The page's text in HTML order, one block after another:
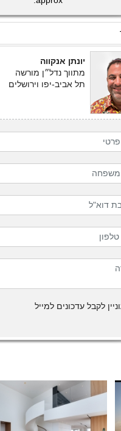
יונתן אנקווה
מתווך נדל״ן מורשה
תל אביב-יפו וירושלים
לקבל עדכונים למייל